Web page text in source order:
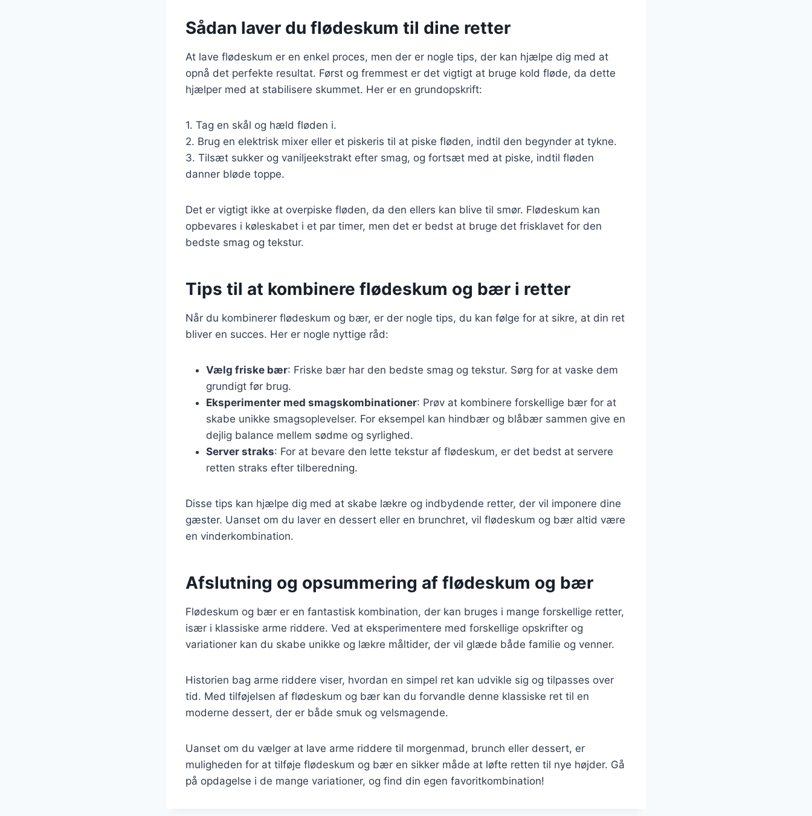
Sådan laver du flødeskum til dine retter
At lave flødeskum er en enkel proces, men der er nogle tips, der kan hjælpe dig med at
opnå det perfekte resultat. Først og fremmest er det vigtigt at bruge kold fløde, da dette
hjælper med at stabilisere skummet. Her er en grundopskrift:
1. Tag en skål og hæld fløden i.
2. Brug en elektrisk mixer eller et piskeris til at piske fløden, indtil den begynder at tykne.
3. Tilsæt sukker og vaniljeekstrakt efter smag, og fortsæt med at piske, indtil fløden
danner bløde toppe.
Det er vigtigt ikke at overpiske fløden, da den ellers kan blive til smør. Flødeskum kan
opbevares i køleskabet i et par timer, men det er bedst at bruge det frisklavet for den
bedste smag og tekstur.
Tips til at kombinere flødeskum og bær i retter
Når du kombinerer flødeskum og bær, er der nogle tips, du kan følge for at sikre, at din ret
bliver en succes. Her er nogle nyttige råd:
Vælg friske bær: Friske bær har den bedste smag og tekstur. Sørg for at vaske dem
grundigt før brug.
Eksperimenter med smagskombinationer: Prøv at kombinere forskellige bær for at
skabe unikke smagsoplevelser. For eksempel kan hindbær og blåbær sammen give en
dejlig balance mellem sødme og syrlighed.
Server straks: For at bevare den lette tekstur af flødeskum, er det bedst at servere
retten straks efter tilberedning.
Disse tips kan hjælpe dig med at skabe lækre og indbydende retter, der vil imponere dine
gæster. Uanset om du laver en dessert eller en brunchret, vil flødeskum og bær altid være
en vinderkombination.
Afslutning og opsummering af flødeskum og bær
Flødeskum og bær er en fantastisk kombination, der kan bruges i mange forskellige retter,
især i klassiske arme riddere. Ved at eksperimentere med forskellige opskrifter og
variationer kan du skabe unikke og lækre måltider, der vil glæde både familie og venner.
Historien bag arme riddere viser, hvordan en simpel ret kan udvikle sig og tilpasses over
tid. Med tilføjelsen af flødeskum og bær kan du forvandle denne klassiske ret til en
moderne dessert, der er både smuk og velsmagende.
Uanset om du vælger at lave arme riddere til morgenmad, brunch eller dessert, er
muligheden for at tilføje flødeskum og bær en sikker måde at løfte retten til nye højder. Gå
på opdagelse i de mange variationer, og find din egen favoritkombination!